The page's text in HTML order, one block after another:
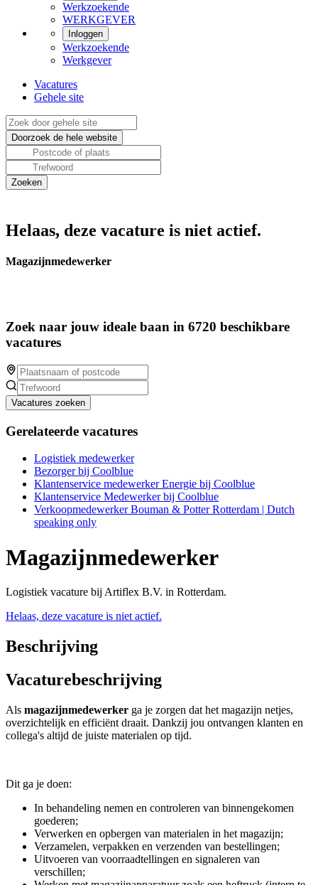
Werkzoekende
WERKGEVER
Inloggen
Werkzoekende
Werkgever
Vacatures
Gehele site
Helaas, deze vacature is niet actief.
Magazijnmedewerker
Zoek naar jouw ideale baan in 6720 beschikbare
vacatures
Vacatures zoeken
Gerelateerde vacatures
Logistiek medewerker
Bezorger bij Coolblue
Klantenservice medewerker Energie bij Coolblue
Klantenservice Medewerker bij Coolblue
Verkoopmedewerker Bouman & Potter Rotterdam | Dutch
speaking only
Magazijnmedewerker
Logistiek vacature bij Artiflex B.V. in Rotterdam.
Helaas, deze vacature is niet actief.
Beschrijving
Vacaturebeschrijving
Als magazijnmedewerker ga je zorgen dat het magazijn netjes,
overzichtelijk en efficiënt draait. Dankzij jou ontvangen klanten en
collega's altijd de juiste materialen op tijd.
Dit ga je doen:
In behandeling nemen en controleren van binnengekomen
goederen;
Verwerken en opbergen van materialen in het magazijn;
Verzamelen, verpakken en verzenden van bestellingen;
Uitvoeren van voorraadtellingen en signaleren van
verschillen;